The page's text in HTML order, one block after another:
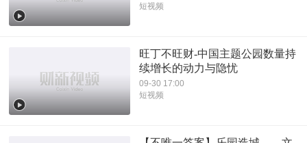
短视频
旺丁不旺财-中国主题公园数量持
续增长的动力与隐忧
09-30 17:00
短视频